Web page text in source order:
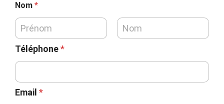
Nom *
Téléphone*
Email *